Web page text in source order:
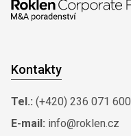
Kontakty
Tel.: (+420) 236 071 600
E-mail: info@roklen.cz